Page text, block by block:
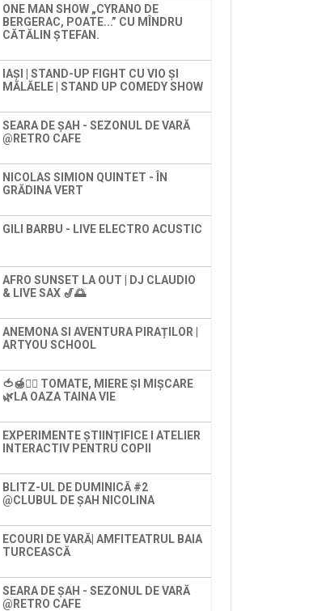
ONE MAN SHOW „CYRANO DE
BERGERAC, POATE...” CU MÎNDRU
CĂTĂLIN ȘTEFAN.
IAȘI | STAND-UP FIGHT CU VIO ȘI
MĂLĂELE | STAND UP COMEDY SHOW
SEARA DE ȘAH - SEZONUL DE VARĂ
@RETRO CAFE
NICOLAS SIMION QUINTET - ÎN
GRĂDINA VERT
GILI BARBU - LIVE ELECTRO ACUSTIC
AFRO SUNSET LA OUT | DJ CLAUDIO
& LIVE SAX 🎷🌅
ANEMONA SI AVENTURA PIRAȚILOR |
ARTYOU SCHOOL
🍅🍯🚶‍♀️ TOMATE, MIERE ȘI MIȘCARE
🌿LA OAZA TAINA VIE
EXPERIMENTE ȘTIINȚIFICE I ATELIER
INTERACTIV PENTRU COPII
BLITZ-UL DE DUMINICĂ #2
@CLUBUL DE ȘAH NICOLINA
ECOURI DE VARĂ| AMFITEATRUL BAIA
TURCEASCĂ
SEARA DE ȘAH - SEZONUL DE VARĂ
@RETRO CAFE